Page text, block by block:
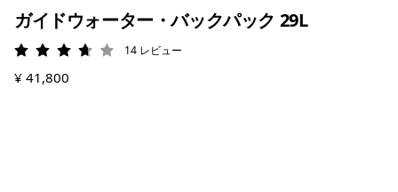
ガイドウォーター・バックパック 29L
評価: 3.7 / 5
14 レビュー
¥ 41,800